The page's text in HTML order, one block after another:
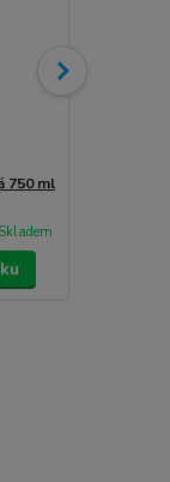
750 ml
Skladem